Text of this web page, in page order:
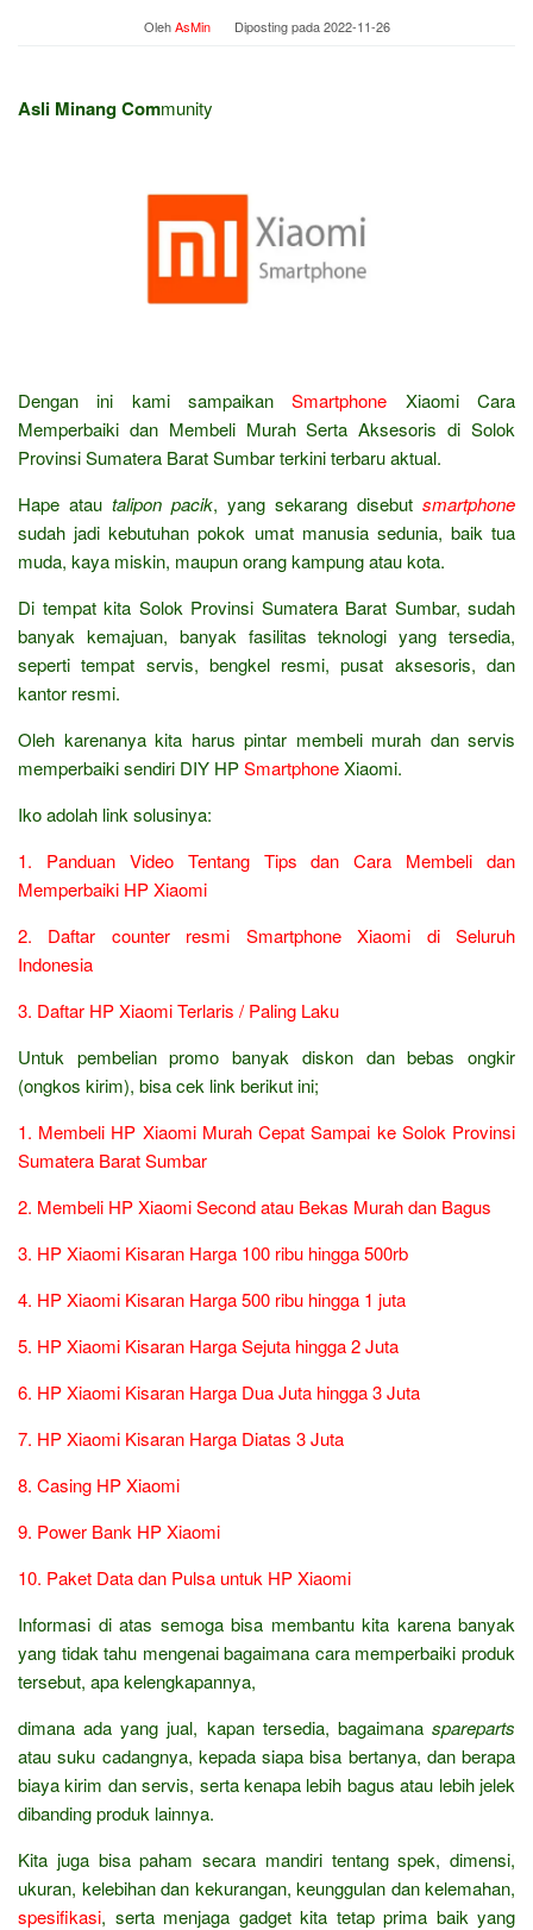
OlehAsMin Diposting pada2022-11-26
Asli Minang Community
Dengan ini kami sampaikanSmartphone Xiaomi Cara
Memperbaiki dan Membeli Murah Serta Aksesoris di Solok
Provinsi Sumatera Barat Sumbar terkini terbaru aktual.
Hape atau talipon pacik, yang sekarang disebut smartphone
sudah jadi kebutuhan pokok umat manusia sedunia, baik tua
muda, kaya miskin, maupun orang kampung atau kota.
Di tempat kita Solok Provinsi Sumatera Barat Sumbar, sudah
banyak kemajuan, banyak fasilitas teknologi yang tersedia,
seperti tempat servis, bengkel resmi, pusat aksesoris, dan
kantor resmi.
Oleh karenanya kita harus pintar membeli murah dan servis
memperbaiki sendiri DIY HPSmartphoneXiaomi.
Iko adolah link solusinya:
1. Panduan Video Tentang Tips dan Cara Membeli dan
Memperbaiki HP Xiaomi
2. Daftar counter resmi Smartphone Xiaomi di Seluruh
Indonesia
3. Daftar HP Xiaomi Terlaris / Paling Laku
Untuk pembelian promo banyak diskon dan bebas ongkir
(ongkos kirim), bisa cek link berikut ini;
1. Membeli HP Xiaomi Murah Cepat Sampai ke Solok Provinsi
Sumatera Barat Sumbar
2. Membeli HP Xiaomi Second atau Bekas Murah dan Bagus
3. HP Xiaomi Kisaran Harga 100 ribu hingga 500rb
4. HP Xiaomi Kisaran Harga 500 ribu hingga 1 juta
5. HP Xiaomi Kisaran Harga Sejuta hingga 2 Juta
6. HP Xiaomi Kisaran Harga Dua Juta hingga 3 Juta
7. HP Xiaomi Kisaran Harga Diatas 3 Juta
8. Casing HP Xiaomi
9. Power Bank HP Xiaomi
10. Paket Data dan Pulsa untuk HP Xiaomi
Informasi di atas semoga bisa membantu kita karena banyak
yang tidak tahu mengenai bagaimana cara memperbaiki produk
tersebut, apa kelengkapannya,
dimana ada yang jual, kapan tersedia, bagaimana spareparts
atau suku cadangnya, kepada siapa bisa bertanya, dan berapa
biaya kirim dan servis, serta kenapa lebih bagus atau lebih jelek
dibanding produk lainnya.
Kita juga bisa paham secara mandiri tentang spek, dimensi,
ukuran, kelebihan dan kekurangan, keunggulan dan kelemahan,
spesifikasi, serta menjaga gadget kita tetap prima baik yang